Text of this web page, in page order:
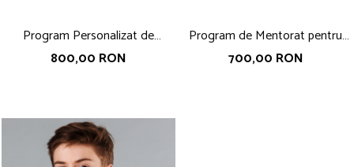
Program Personalizat de
Mentorare Mama-Copil: O
povesti)
800,00 RON
Program de Mentorat pentru
Mame: Sprijin pentru Cresterea si
700,00 RON